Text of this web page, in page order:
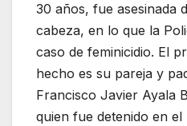
30 años, fue asesinada
cabeza, en lo que la
caso de feminicidio. El
hecho es su pareja y
Francisco Javier Ayala
quien fue detenido en el